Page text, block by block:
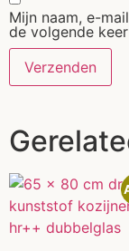
Mijn naam, e-
de volgende